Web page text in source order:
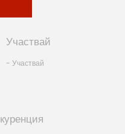
Участвай
- Участвай